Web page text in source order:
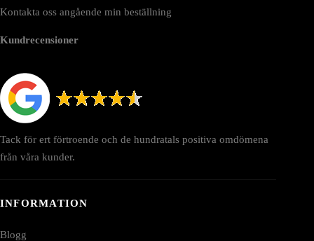
Kontakta oss angående min beställning
Kundrecensioner
Tack för ert förtroende och de hundratals positiva omdömena
från våra kunder.
INFORMATION
Blogg